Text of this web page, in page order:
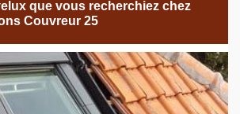
que vous recherchiez chez
Couvreur 25